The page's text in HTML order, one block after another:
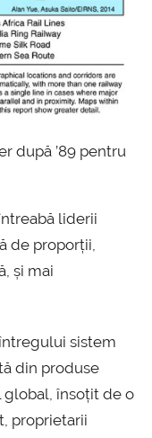
după ’89 pentru
liderii
de proporții,
și mai
sistem
din produse
global, însoțit de o
proprietarii